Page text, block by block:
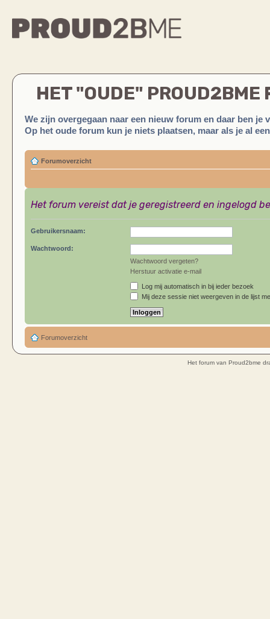
HET "OUDE" PROUD2BME
We zijn overgegaan naar een nieuw forum en daar ben je
Op het oude forum kun je niets plaatsen, maar als je al
Forumoverzicht
Het forum vereist dat je geregistreerd en ingelogd
Gebruikersnaam:
Wachtwoord:
Wachtwoord vergeten?
Herstuur activatie e-mail
Log mij automatisch in bij ieder bezoek
Mij deze sessie niet weergeven in de lijst
Forumoverzicht
Het forum van Proud2bme